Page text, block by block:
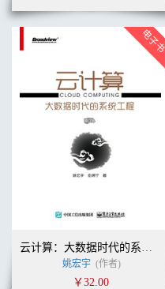
云计算：大数据时代的系统工程（修订版）
姚宏宇 (作者)
￥32.00